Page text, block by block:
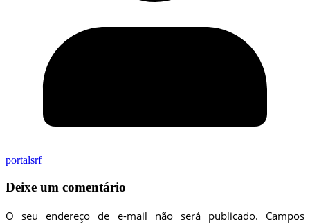
portalsrf
Deixe um comentário
O seu endereço de e-mail não será publicado.
Campos